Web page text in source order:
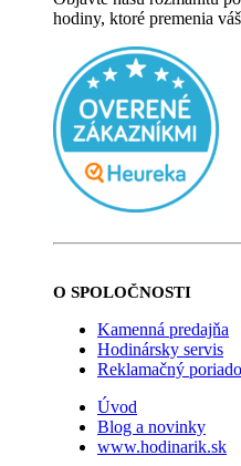
hodiny, ktoré premenia
O SPOLOČNOSTI
Kamenná predajňa
Hodinársky servis
Reklamačný
Úvod
Blog a novinky
www.hodinarik.sk